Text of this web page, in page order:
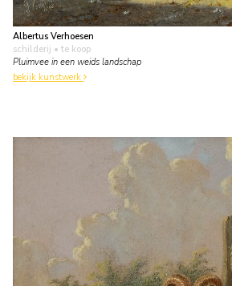
Albertus Verhoesen
schilderij • te koop
Pluimvee in een weids landschap
bekijk kunstwerk